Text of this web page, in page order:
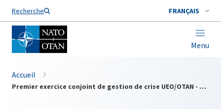
Recherche FRANÇAIS
Menu
Nom de famille*
Accueil
Premier exercice conjoint de gestion de crise UEO/OTAN - CMX/CRISEX 2000 qui se deroulera du 17 au 23 fevrier 2000